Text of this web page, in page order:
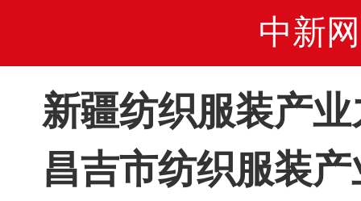
中新网
新疆纺织服装产
昌吉市纺织服装